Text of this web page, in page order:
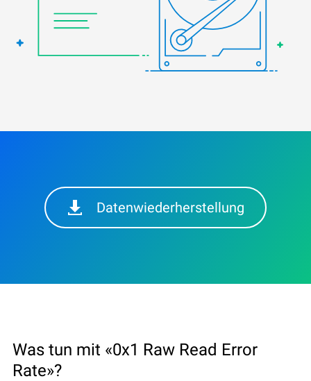
Datenwiederherstellung
Was tun mit «0x1 Raw Read Error
Rate»?